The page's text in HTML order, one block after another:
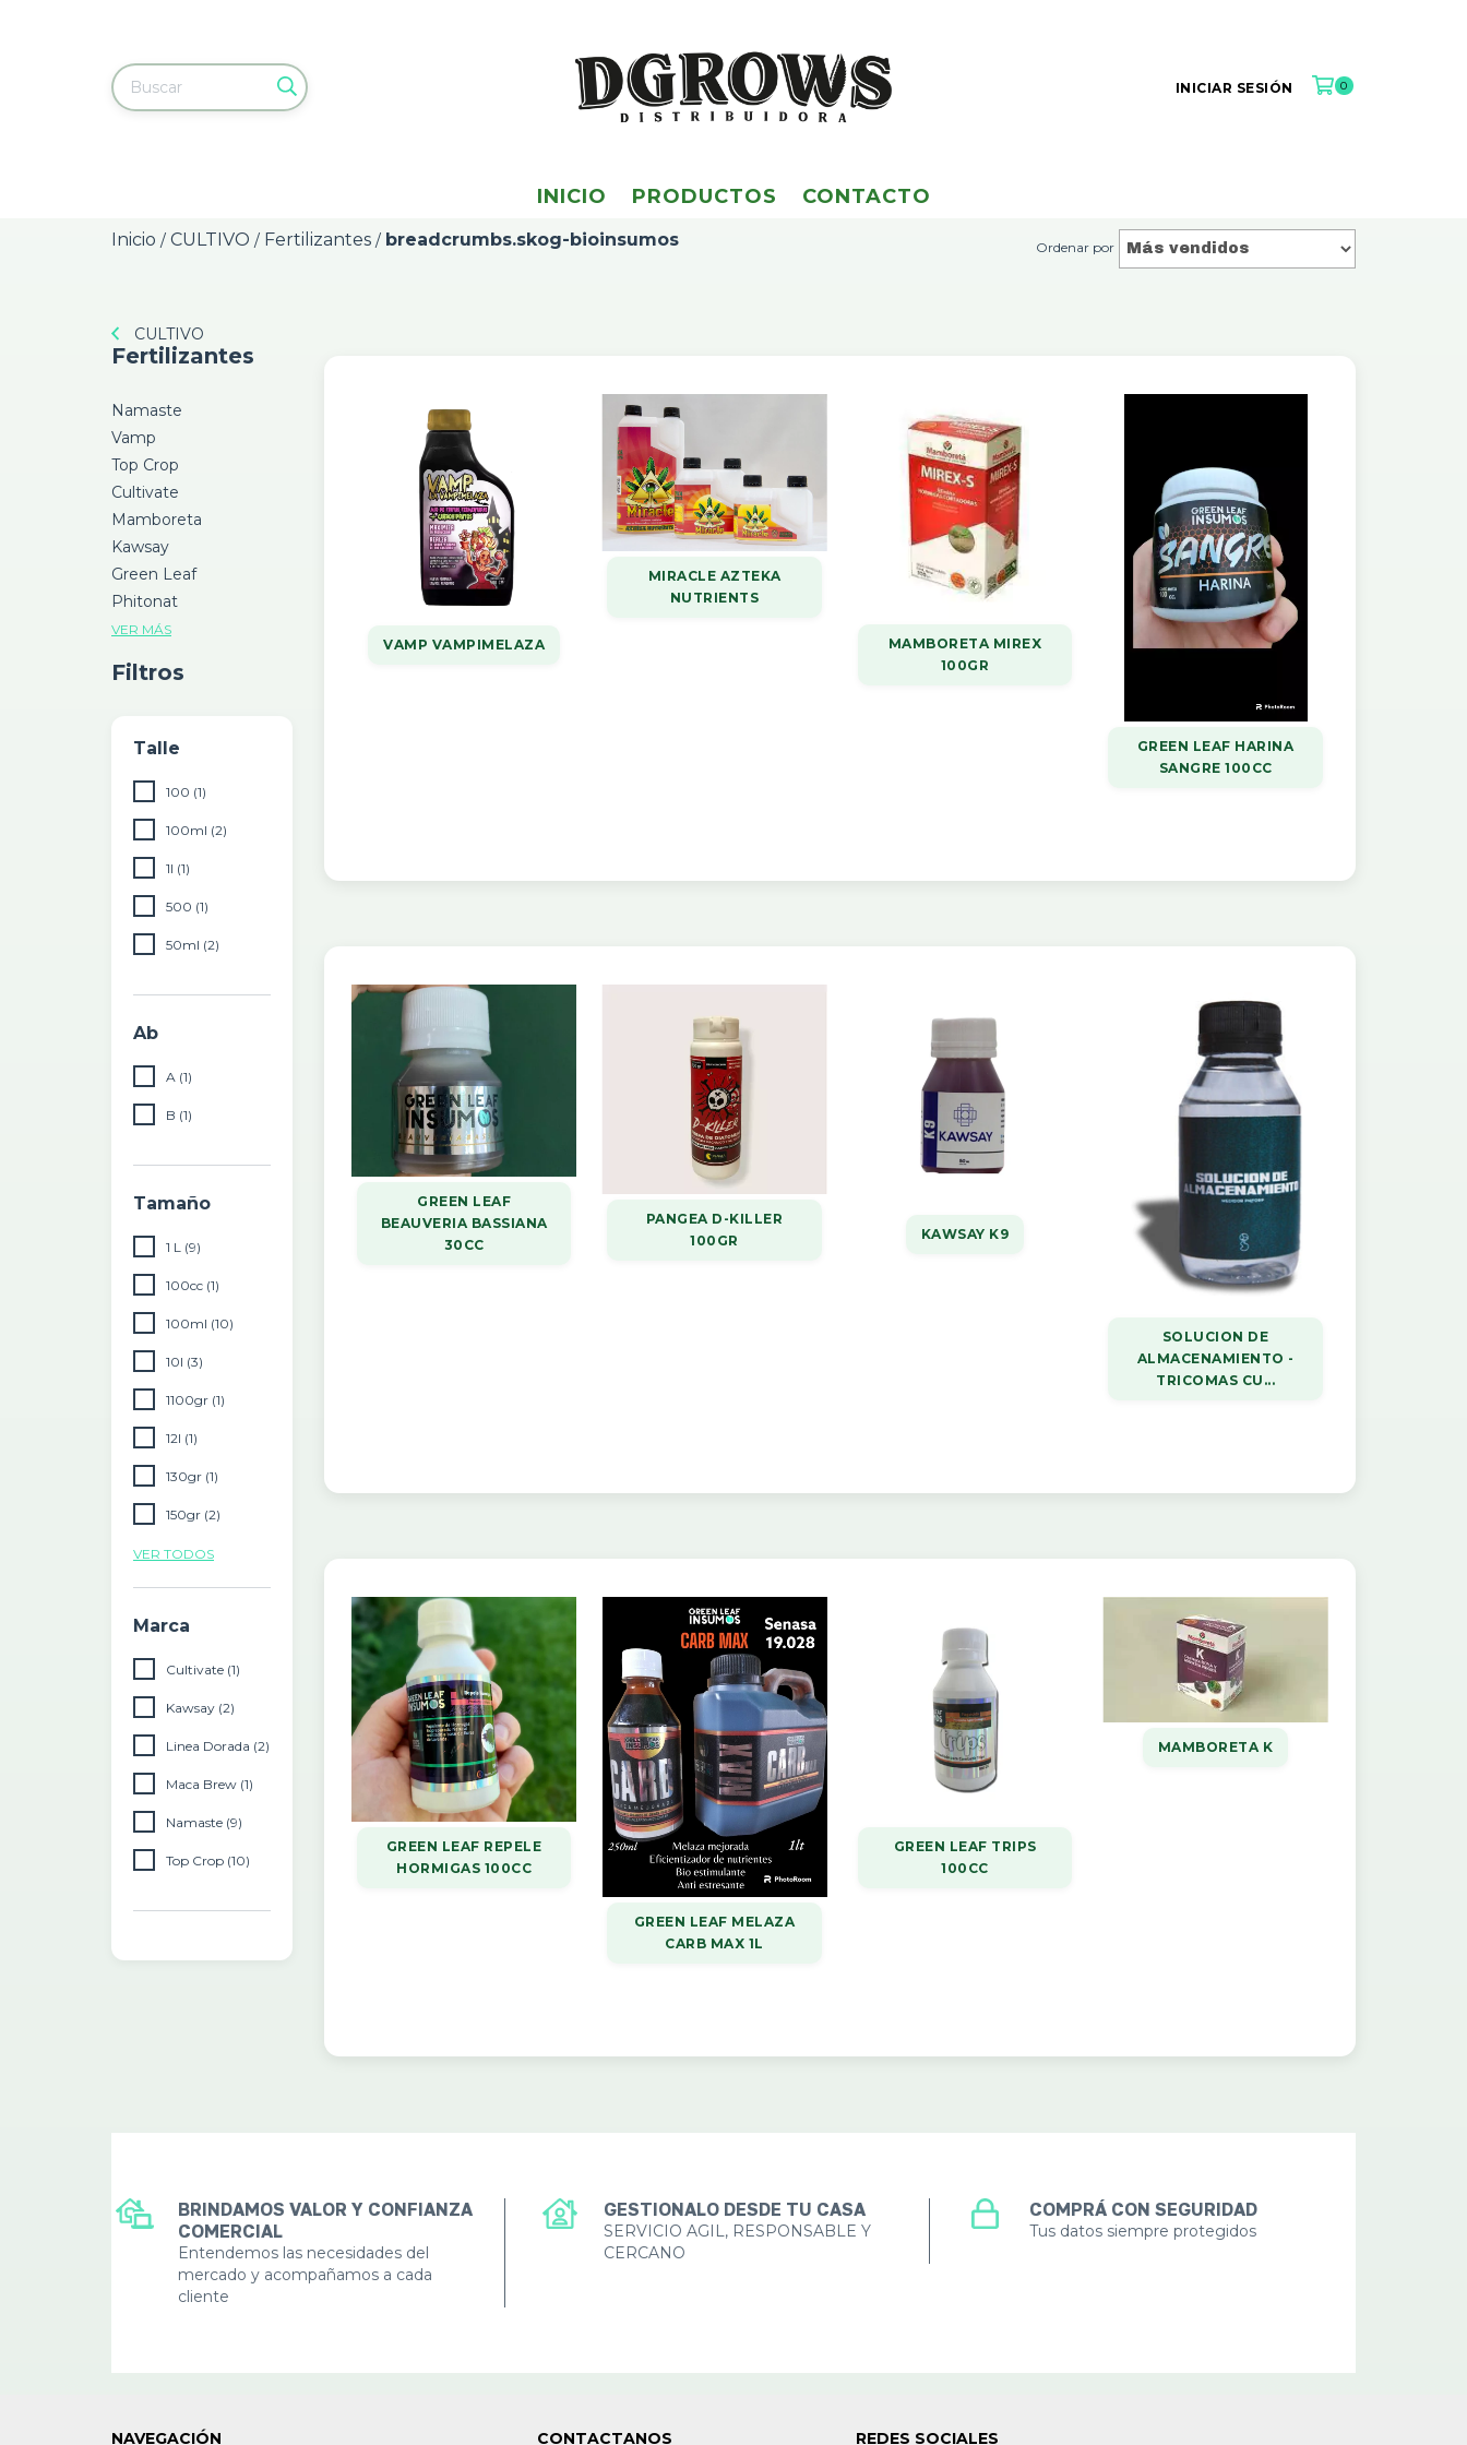
INICIAR SESIÓN 0
INICIO PRODUCTOS CONTACTO
Inicio / CULTIVO / Fertilizantes / breadcrumbs.skog-bioinsumos Ordenar por
CULTIVO
Fertilizantes
Namaste
Vamp
Top Crop
Cultivate
Mamboreta
Kawsay
Green Leaf
Phitonat
VER MÁS
Filtros
Talle
100 (1)
100ml (2)
1l (1)
500 (1)
50ml (2)
Ab
A (1)
B (1)
Tamaño
1 L (9)
100cc (1)
100ml (10)
10l (3)
1100gr (1)
12l (1)
130gr (1)
150gr (2)
VER TODOS
Marca
Cultivate (1)
Kawsay (2)
Linea Dorada (2)
Maca Brew (1)
Namaste (9)
Top Crop (10)
VAMP VAMPIMELAZA
MIRACLE AZTEKA
NUTRIENTS
MAMBORETA MIREX
100GR
GREEN LEAF HARINA
SANGRE 100CC
GREEN LEAF
BEAUVERIA BASSIANA
30CC
PANGEA D-KILLER
100GR
KAWSAY K9
SOLUCION DE
ALMACENAMIENTO -
TRICOMAS CU...
GREEN LEAF REPELE
HORMIGAS 100CC
GREEN LEAF MELAZA
CARB MAX 1L
GREEN LEAF TRIPS
100CC
MAMBORETA K
BRINDAMOS VALOR Y CONFIANZA
COMERCIAL
Entendemos las necesidades del
mercado y acompañamos a cada
cliente
GESTIONALO DESDE TU CASA
SERVICIO AGIL, RESPONSABLE Y
CERCANO
COMPRÁ CON SEGURIDAD
Tus datos siempre protegidos
NAVEGACIÓN CONTACTANOS REDES SOCIALES